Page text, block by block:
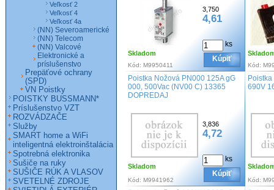
3,750
4,61
ks
Kúpiť
Skladom
Kód: M9950411 Kód:
Poistka Nožová PN000 125A gG
000, 500Vac (NV00 C) 13365
DOPREDAJ
3,836
4,72
ks
Kúpiť
Skladom
Kód: M9941962
690V
Kód:
Veľkosť 2
Veľkosť 4
Veľkosť 4a
(NN) Severoamerické
(NN) Telecom
(NN) Valcové
Elektronické a
príslušenstvo
Prepäťové ochrany
(SPD)
VN Poistky
POISTKY BUSSMANN*
Príslušenstvo VZT
ROZVÁDZAČE
Služby
SMART home a WiFi
inteligentná elektroinštalácia
Spotrebná elektronika
Sušiče na ruky
SUŠIČE RÚK A VLASOV
SVETELNÉ ZDROJE